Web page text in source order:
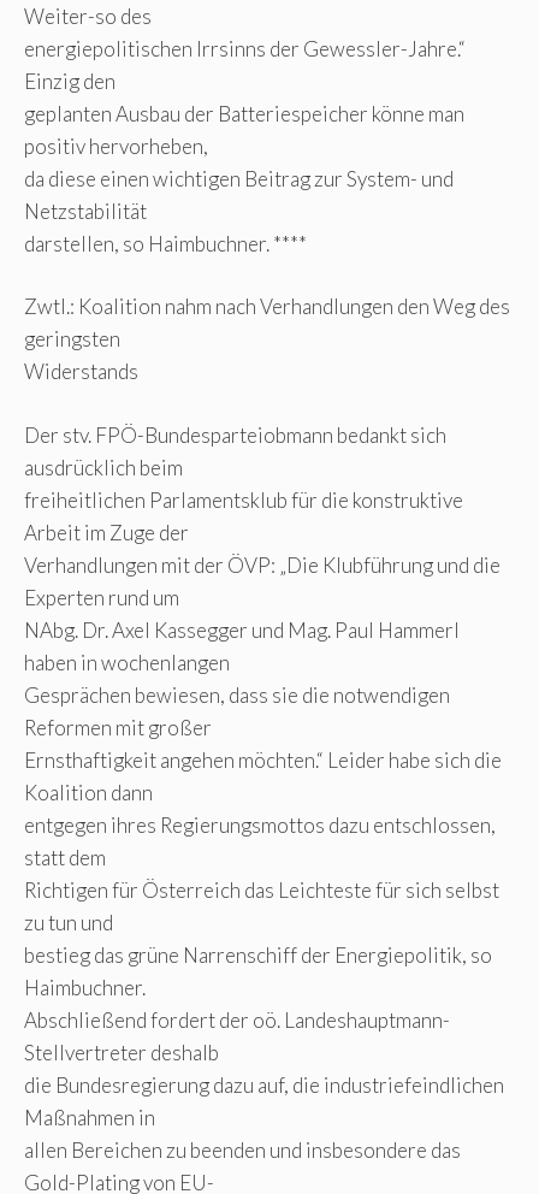
Weiter-so des
energiepolitischen Irrsinns der Gewessler-Jahre.“
Einzig den
geplanten Ausbau der Batteriespeicher könne man
positiv hervorheben,
da diese einen wichtigen Beitrag zur System- und
Netzstabilität
darstellen, so Haimbuchner. ****
Zwtl.: Koalition nahm nach Verhandlungen den Weg des
geringsten
Widerstands
Der stv. FPÖ-Bundesparteiobmann bedankt sich
ausdrücklich beim
freiheitlichen Parlamentsklub für die konstruktive
Arbeit im Zuge der
Verhandlungen mit der ÖVP: „Die Klubführung und die
Experten rund um
NAbg. Dr. Axel Kassegger und Mag. Paul Hammerl
haben in wochenlangen
Gesprächen bewiesen, dass sie die notwendigen
Reformen mit großer
Ernsthaftigkeit angehen möchten.“ Leider habe sich die
Koalition dann
entgegen ihres Regierungsmottos dazu entschlossen,
statt dem
Richtigen für Österreich das Leichteste für sich selbst
zu tun und
bestieg das grüne Narrenschiff der Energiepolitik, so
Haimbuchner.
Abschließend fordert der oö. Landeshauptmann-
Stellvertreter deshalb
die Bundesregierung dazu auf, die industriefeindlichen
Maßnahmen in
allen Bereichen zu beenden und insbesondere das
Gold-Plating von EU-